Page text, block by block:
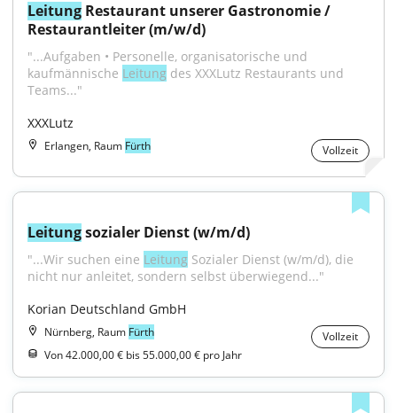
Leitung Restaurant unserer Gastronomie /
Restaurantleiter (m/w/d)
"...Aufgaben • Personelle, organisatorische und
kaufmännische Leitung des XXXLutz Restaurants und
Teams..."
XXXLutz
Erlangen, Raum Fürth Vollzeit
Leitung sozialer Dienst (w/m/d)
"...Wir suchen eine Leitung Sozialer Dienst (w/m/d), die
nicht nur anleitet, sondern selbst überwiegend..."
Korian Deutschland GmbH
Nürnberg, Raum Fürth
Vollzeit
Von 42.000,00 € bis 55.000,00 € pro Jahr